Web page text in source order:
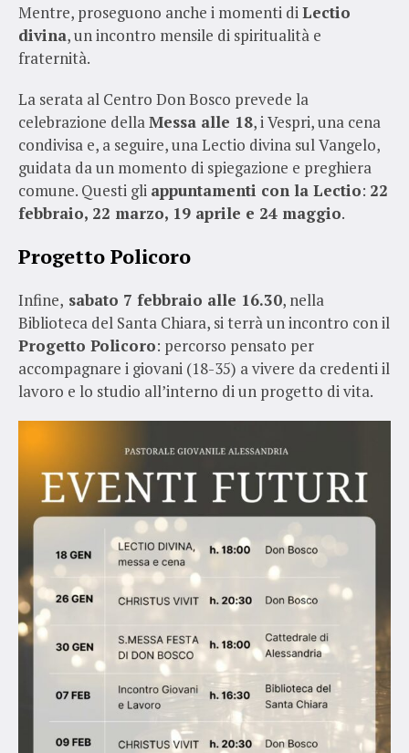
Mentre, proseguono anche i momenti diLectio
divina, un incontro mensile di spiritualità e
fraternità.
La serata al Centro Don Bosco prevede la
celebrazione dellaMessa alle 18, i Vespri, una cena
condivisa e, a seguire, una Lectio divina sul Vangelo,
guidata da un momento di spiegazione e preghiera
comune. Questi gli appuntamenti con la Lectio: 22
febbraio, 22 marzo, 19 aprile e 24 maggio.
Progetto Policoro
Infine, sabato 7 febbraio alle 16.30, nella
Biblioteca del Santa Chiara, si terrà un incontro con il
Progetto Policoro: percorso pensato per
accompagnare i giovani (18-35) a vivere da credenti il
lavoro e lo studio all’interno di un progetto di vita.